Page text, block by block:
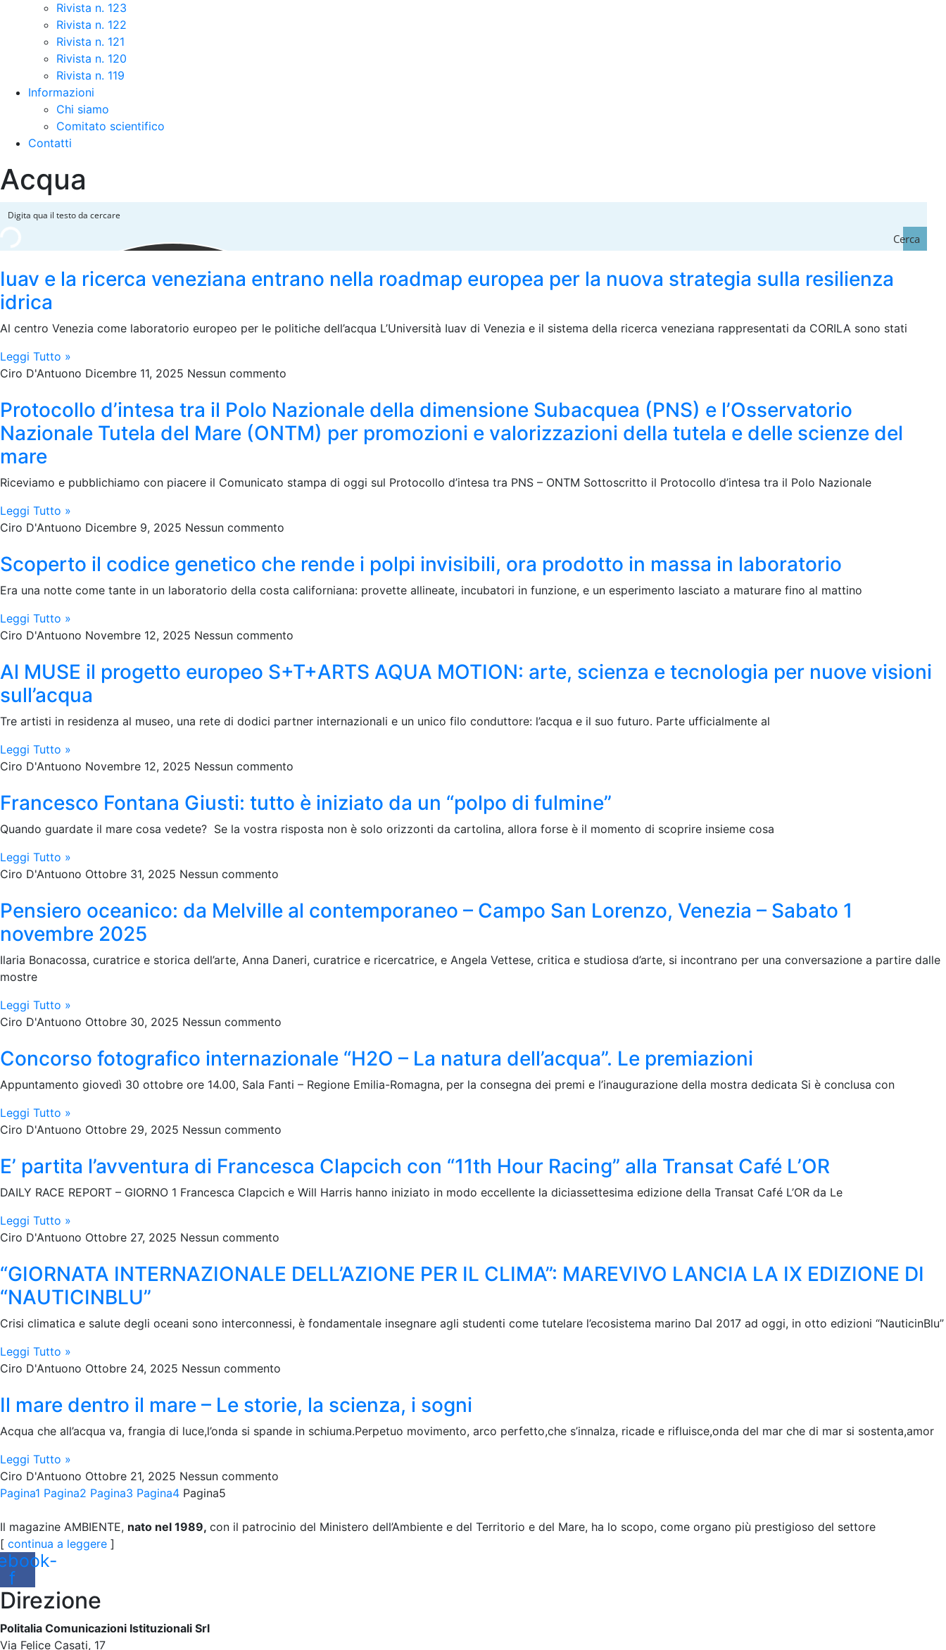
Rivista n. 123
Rivista n. 122
Rivista n. 121
Rivista n. 120
Rivista n. 119
Informazioni
Chi siamo
Comitato scientifico
Contatti
Acqua
Cerca
Iuav e la ricerca veneziana entrano nella roadmap europea per la nuova strategia sulla resilienza
idrica
Al centro Venezia come laboratorio europeo per le politiche dell’acqua L’Università Iuav di Venezia e il sistema della ricerca veneziana rappresentati da CORILA sono stati
Leggi Tutto »
Ciro D'Antuono Dicembre 11, 2025 Nessun commento
Protocollo d’intesa tra il Polo Nazionale della dimensione Subacquea (PNS) e l’Osservatorio
Nazionale Tutela del Mare (ONTM) per promozioni e valorizzazioni della tutela e delle scienze del
mare
Riceviamo e pubblichiamo con piacere il Comunicato stampa di oggi sul Protocollo d’intesa tra PNS – ONTM Sottoscritto il Protocollo d’intesa tra il Polo Nazionale
Leggi Tutto »
Ciro D'Antuono Dicembre 9, 2025 Nessun commento
Scoperto il codice genetico che rende i polpi invisibili, ora prodotto in massa in laboratorio
Era una notte come tante in un laboratorio della costa californiana: provette allineate, incubatori in funzione, e un esperimento lasciato a maturare fino al mattino
Leggi Tutto »
Ciro D'Antuono Novembre 12, 2025 Nessun commento
Al MUSE il progetto europeo S+T+ARTS AQUA MOTION: arte, scienza e tecnologia per nuove visioni
sull’acqua
Tre artisti in residenza al museo, una rete di dodici partner internazionali e un unico filo conduttore: l’acqua e il suo futuro. Parte ufficialmente al
Leggi Tutto »
Ciro D'Antuono Novembre 12, 2025 Nessun commento
Francesco Fontana Giusti: tutto è iniziato da un “polpo di fulmine”
Quando guardate il mare cosa vedete? Se la vostra risposta non è solo orizzonti da cartolina, allora forse è il momento di scoprire insieme cosa
Leggi Tutto »
Ciro D'Antuono Ottobre 31, 2025 Nessun commento
Pensiero oceanico: da Melville al contemporaneo – Campo San Lorenzo, Venezia – Sabato 1
novembre 2025
Ilaria Bonacossa, curatrice e storica dell’arte, Anna Daneri, curatrice e ricercatrice, e Angela Vettese, critica e studiosa d’arte, si incontrano per una conversazione a partire dalle
mostre
Leggi Tutto »
Ciro D'Antuono Ottobre 30, 2025 Nessun commento
Concorso fotografico internazionale “H2O – La natura dell’acqua”. Le premiazioni
Appuntamento giovedì 30 ottobre ore 14.00, Sala Fanti – Regione Emilia-Romagna, per la consegna dei premi e l’inaugurazione della mostra dedicata Si è conclusa con
Leggi Tutto »
Ciro D'Antuono Ottobre 29, 2025 Nessun commento
E’ partita l’avventura di Francesca Clapcich con “11th Hour Racing” alla Transat Café L’OR
DAILY RACE REPORT – GIORNO 1 Francesca Clapcich e Will Harris hanno iniziato in modo eccellente la diciassettesima edizione della Transat Café L’OR da Le
Leggi Tutto »
Ciro D'Antuono Ottobre 27, 2025 Nessun commento
“GIORNATA INTERNAZIONALE DELL’AZIONE PER IL CLIMA”: MAREVIVO LANCIA LA IX EDIZIONE DI
“NAUTICINBLU”
Crisi climatica e salute degli oceani sono interconnessi, è fondamentale insegnare agli studenti come tutelare l’ecosistema marino Dal 2017 ad oggi, in otto edizioni “NauticinBlu”
Leggi Tutto »
Ciro D'Antuono Ottobre 24, 2025 Nessun commento
Il mare dentro il mare – Le storie, la scienza, i sogni
Acqua che all’acqua va, frangia di luce,l’onda si spande in schiuma.Perpetuo movimento, arco perfetto,che s’innalza, ricade e rifluisce,onda del mar che di mar si sostenta,amor
Leggi Tutto »
Ciro D'Antuono Ottobre 21, 2025 Nessun commento
Pagina1 Pagina2 Pagina3 Pagina4 Pagina5
Il magazine AMBIENTE, nato nel 1989, con il patrocinio del Ministero dell’Ambiente e del Territorio e del Mare, ha lo scopo, come organo più prestigioso del settore
[ continua a leggere ]
f
Direzione
Politalia Comunicazioni Istituzionali Srl
Via Felice Casati, 17